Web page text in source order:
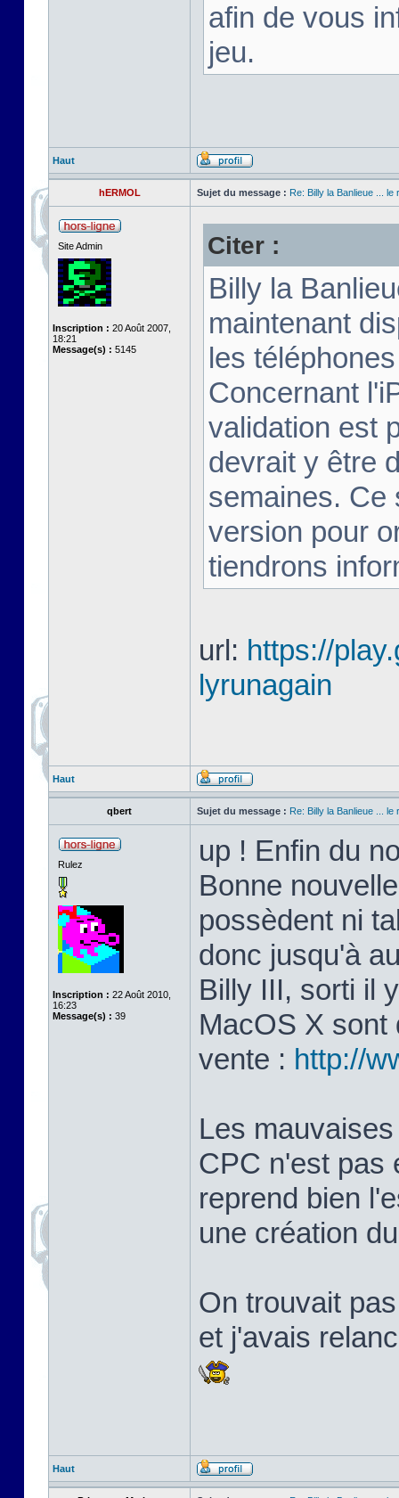
afin de vous
jeu.
Haut
hERMOL Sujet du message : Re: Billy la Banlieue ... le
Site Admin
Inscription : 20 Août 2007,
18:21
Message(s) : 5145
Citer :
Billy la
maintenant
les
Concernant
validation est
devrait y être
semaines. Ce
version pour
tiendrons
url: https://
lyrunagain
Haut
qbert Sujet du message : Re: Billy la Banlieue ... le
Rulez
Inscription : 22 Août 2010,
16:23
Message(s) : 39
up ! Enfin du
Bonne
possèdent ni
donc jusqu'à
Billy III, sorti il
MacOS X sont
vente : http://
Les
CPC n'est pas
reprend bien
une création
On trouvait
et j'avais
Haut